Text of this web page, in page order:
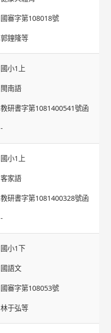
國審字第108018號
郭鐘隆等
國小1上
閩南語
教研書字第1081400541號函
-
國小1上
客家語
教研書字第1081400328號函
-
國小1下
國語文
國審字第108053號
林于弘等